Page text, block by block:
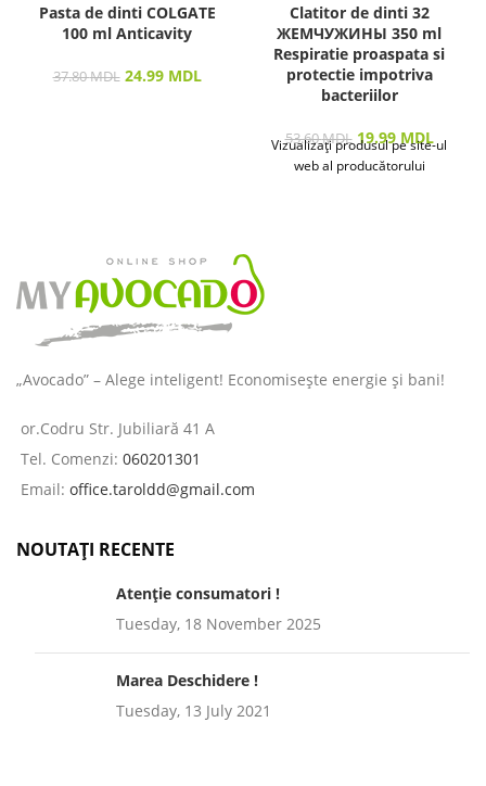
Pasta de dinti COLGATE
100 ml Anticavity
37.80MDL 24.99 MDL
Clatitor de dinti 32
ЖЕМЧУЖИНЫ 350 ml
Respiratie proaspata si
protectie impotriva
bacteriilor
53.60MDL 19.99 MDL
Vizualizați produsul pe site-ul
web al producătorului
„Avocado” – Alege inteligent! Economisește energie și bani!
or.Codru Str. Jubiliară 41 A
Tel. Comenzi: 060201301
Email: office.taroldd@gmail.com
NOUTAȚI RECENTE
Atenție consumatori !
Tuesday, 18 November 2025
Marea Deschidere !
Tuesday, 13 July 2021